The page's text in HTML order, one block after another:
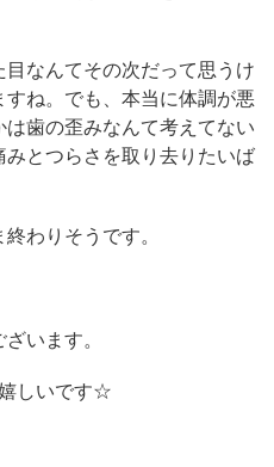
なんてその次だって思うけ
ね。でも、本当に体調が悪
歯の歪みなんて考えてない
とつらさを取り去りたいば
わりそうです。
います。
しいです☆